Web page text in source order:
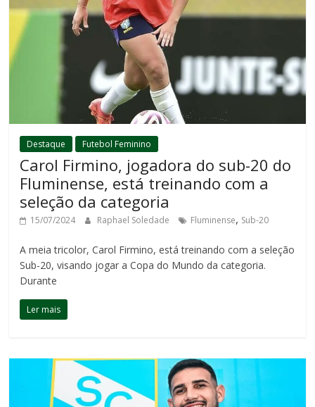
Destaque Futebol Feminino
Carol Firmino, jogadora do sub-20 do
Fluminense, está treinando com a
seleção da categoria
15/07/2024 Raphael Soledade Fluminense, Sub-20
A meia tricolor, Carol Firmino, está treinando com a seleção
Sub-20, visando jogar a Copa do Mundo da categoria.
Durante
Ler mais